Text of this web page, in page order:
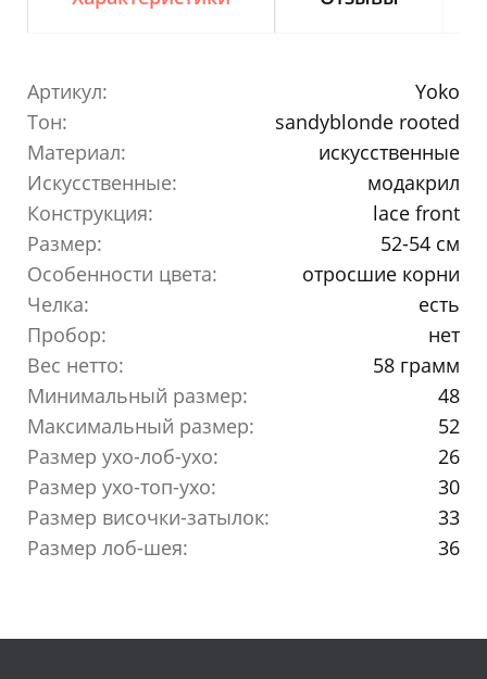
Артикул:
Yoko
Тон:
sandyblonde rooted
Материал:
искусственные
Искусственные:
модакрил
Конструкция:
lace front
Размер:
52-54 см
Особенности цвета:
отросшие корни
Челка:
есть
Пробор:
нет
Вес нетто:
58 грамм
Минимальный размер:
48
Максимальный размер:
52
Размер ухо-лоб-ухо:
26
Размер ухо-топ-ухо:
30
Размер височки-затылок:
33
Размер лоб-шея:
36